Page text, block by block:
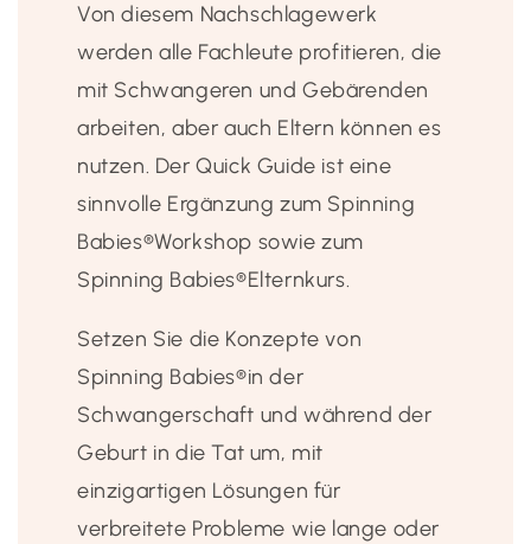
Von diesem Nachschlagewerk
werden alle Fachleute profitieren, die
mit Schwangeren und Gebärenden
arbeiten, aber auch Eltern können es
nutzen. Der Quick Guide ist eine
sinnvolle Ergänzung zum Spinning
Babies®️Workshop sowie zum
Spinning Babies®️Elternkurs.
Setzen Sie die Konzepte von
Spinning Babies®️in der
Schwangerschaft und während der
Geburt in die Tat um, mit
einzigartigen Lösungen für
verbreitete Probleme wie lange oder